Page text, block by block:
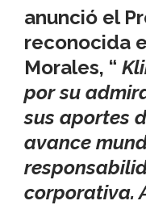
anunció el
reconocida
Morales, “
por su
sus aportes
avance
corporativa.